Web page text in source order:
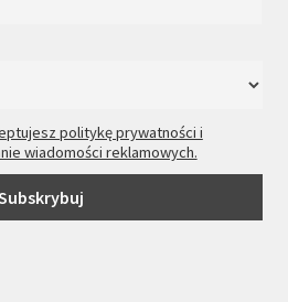
politykę prywatności i
wiadomości reklamowych.